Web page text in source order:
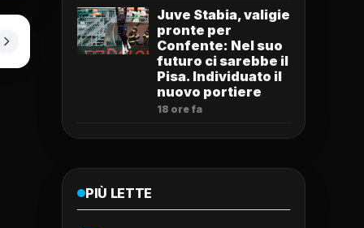
Juve Stabia, valigie
pronte per
Confente: Nel suo
futuro ci sarebbe il
Pisa. Individuato il
nuovo portiere
18 ore fa
PIÙ LETTE